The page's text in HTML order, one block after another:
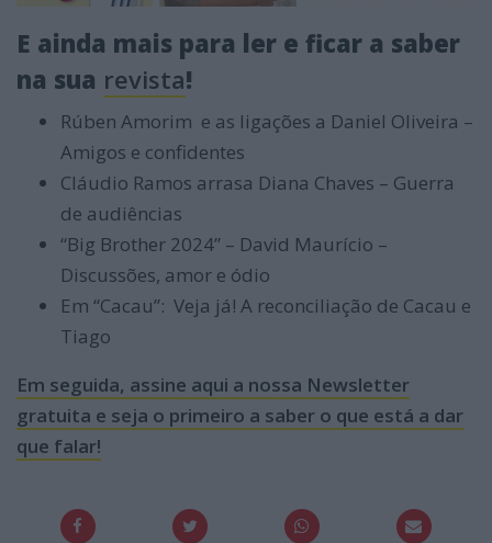
E ainda mais para ler e ficar a saber
na sua revista!
Rúben Amorim e as ligações a Daniel Oliveira –
Amigos e confidentes
Cláudio Ramos arrasa Diana Chaves – Guerra
de audiências
“Big Brother 2024” – David Maurício –
Discussões, amor e ódio
Em “Cacau”: Veja já! A reconciliação de Cacau e
Tiago
Em seguida, assine aqui a nossa Newsletter
gratuita e seja o primeiro a saber o que está a dar
que falar!